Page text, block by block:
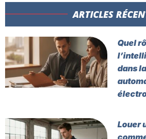
ARTICLES
Quel
dans
Louer